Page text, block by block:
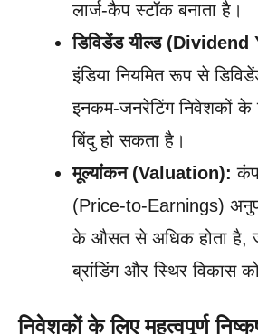
लार्ज-कैप स्टॉक बनाता है।
डिविडेंड यील्ड (Dividend
इंडिया नियमित रूप से
इनकम-जनरेटिंग निवेशकों
बिंदु हो सकता है।
मूल्यांकन (Valuation):
(Price-to-Earnings)
के औसत से अधिक होता है,
ब्रांडिंग और स्थिर विकास को
निवेशकों के लिए महत्वपूर्ण